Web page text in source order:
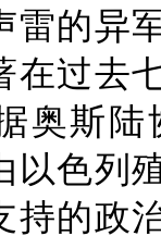
雷的异
在过去
奥斯
以色列
持的政